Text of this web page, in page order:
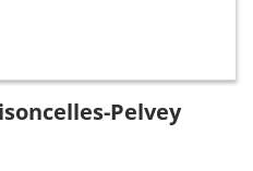
Pelvey